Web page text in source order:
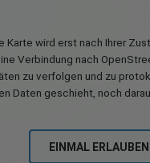
Karte wird erst nach Ihrer
Verbindung nach
zu verfolgen und zu
Daten geschieht, noch
EINMAL ERLAUBEN